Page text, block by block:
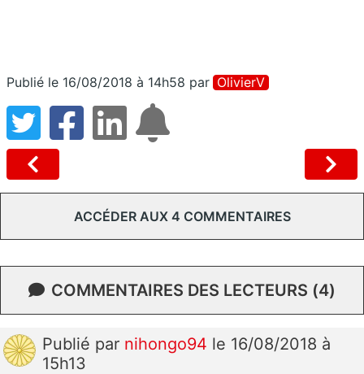
Publié le 16/08/2018 à 14h58 par OlivierV
ACCÉDER AUX 4 COMMENTAIRES
COMMENTAIRES DES LECTEURS (4)
Publié par nihongo94 le 16/08/2018 à
15h13